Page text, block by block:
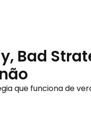
Bad
que funciona de